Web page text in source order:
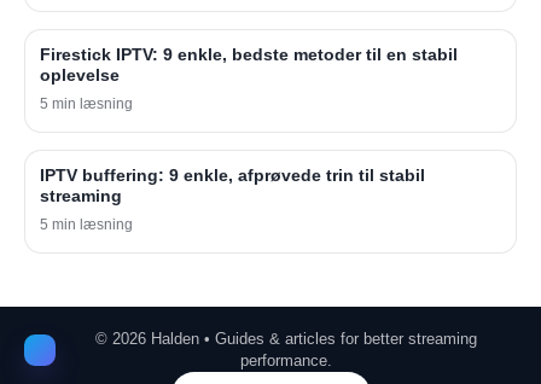
Firestick IPTV: 9 enkle, bedste metoder til en stabil
oplevelse
5 min læsning
IPTV buffering: 9 enkle, afprøvede trin til stabil
streaming
5 min læsning
© 2026 Halden • Guides & articles for better streaming
performance.